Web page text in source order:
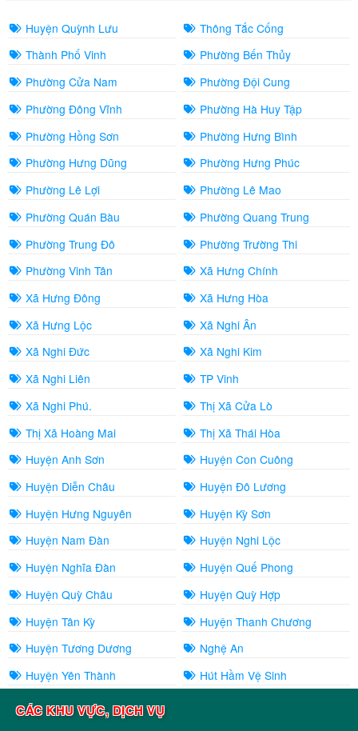
Huyện Quỳnh Lưu
Thông Tắc Cống
Thành Phố Vinh
Phường Bến Thủy
Phường Cửa Nam
Phường Đội Cung
Phường Đông Vĩnh
Phường Hà Huy Tập
Phường Hồng Sơn
Phường Hưng Bình
Phường Hưng Dũng
Phường Hưng Phúc
Phường Lê Lợi
Phường Lê Mao
Phường Quán Bàu
Phường Quang Trung
Phường Trung Đô
Phường Trường Thi
Phường Vinh Tân
Xã Hưng Chính
Xã Hưng Đông
Xã Hưng Hòa
Xã Hưng Lộc
Xã Nghi Ân
Xã Nghi Đức
Xã Nghi Kim
Xã Nghi Liên
TP Vinh
Xã Nghi Phú.
Thị Xã Cửa Lò
Thị Xã Hoàng Mai
Thị Xã Thái Hòa
Huyện Anh Sơn
Huyện Con Cuông
Huyện Diễn Châu
Huyện Đô Lương
Huyện Hưng Nguyên
Huyện Kỳ Sơn
Huyện Nam Đàn
Huyện Nghi Lộc
Huyện Nghĩa Đàn
Huyện Quế Phong
Huyện Quỳ Châu
Huyện Quỳ Hợp
Huyện Tân Kỳ
Huyện Thanh Chương
Huyện Tương Dương
Nghệ An
Huyện Yên Thành
Hút Hầm Vệ Sinh
CÁC KHU VỰC, DỊCH VỤ